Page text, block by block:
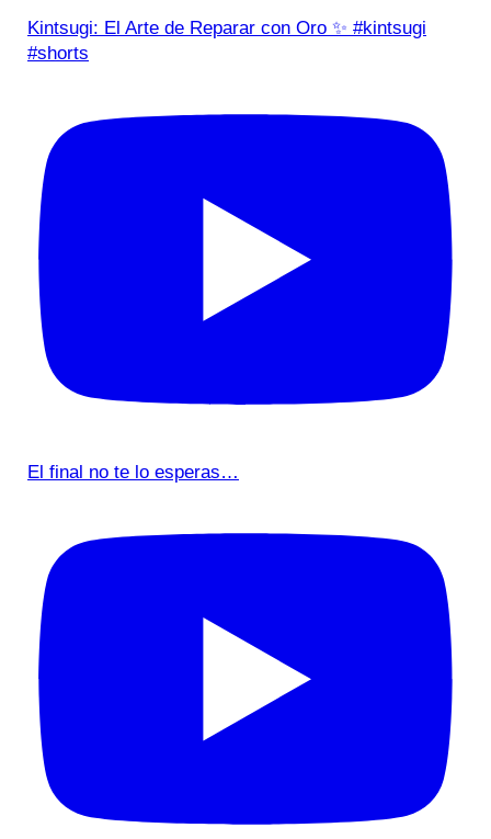
Kintsugi: El Arte de Reparar con Oro ✨ #kintsugi
#shorts
El final no te lo esperas…